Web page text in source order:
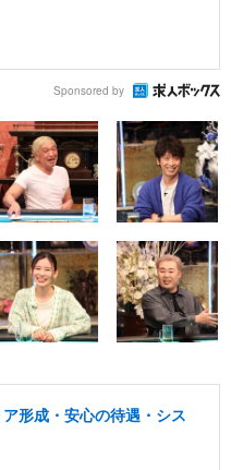
Sponsored by
形成・安心の待遇・シス